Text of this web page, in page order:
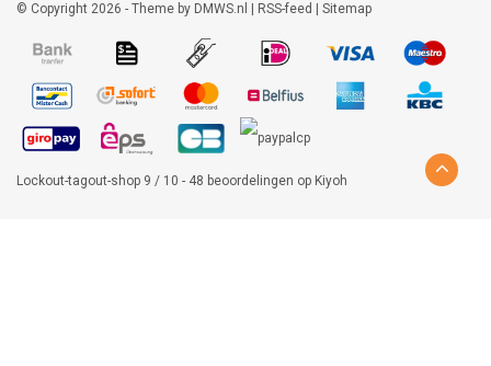
© Copyright 2026 - Theme by DMWS.nl RSS-feed Sitemap
Lockout-tagout-shop 9 / 10 - 48 beoordelingen op Kiyoh